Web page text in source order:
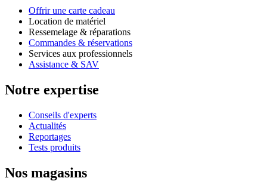
Offrir une carte cadeau
Location de matériel
Ressemelage & réparations
Commandes & réservations
Services aux professionnels
Assistance & SAV
Notre expertise
Conseils d'experts
Actualités
Reportages
Tests produits
Nos magasins